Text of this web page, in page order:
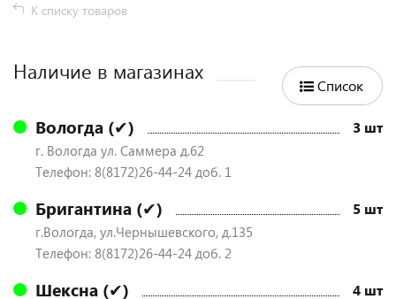
К списку товаров
Наличие в магазинах
Список
Вологда (✔) 3 шт
г. Вологда ул. Саммера д.62
Телефон: 8(8172)26-44-24 доб. 1
Бригантина (✔) 5 шт
г.Вологда, ул.Чернышевского, д.135
Телефон: 8(8172)26-44-24 доб. 2
Шексна (✔) 4 шт